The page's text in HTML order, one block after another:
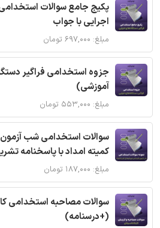
پکیج جامع سوالات
اجرایی با جواب
مبلغ: ۶۹۷,۰۰۰ تومان
جزوه استخدامی فراگیر
آموزشی)
مبلغ: ۵۵۳,۰۰۰ تومان
سوالات استخدامی شب
کمیته امداد با پاسخنامه
مبلغ: ۱۸۷,۰۰۰ تومان
سوالات مصاحبه استخدامی
(+درسنامه)